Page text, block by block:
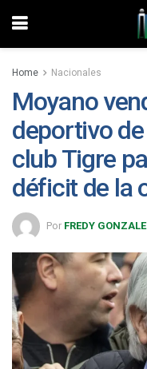
Home Nacionales
Moyano
deportivo
club Tigre
déficit de la
Por FREDY